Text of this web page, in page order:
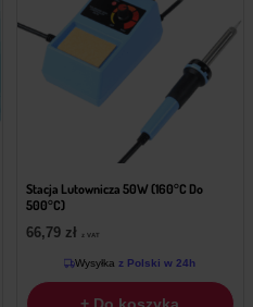
Stacja Lutownicza 50W (160°C Do
500°C)
66,79 zł z VAT
Wysyłka z Polski w 24h